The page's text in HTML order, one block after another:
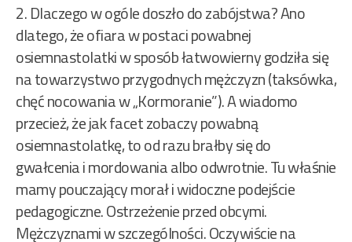
2. Dlaczego w ogóle doszło do zabójstwa? Ano
dlatego, że ofiara w postaci powabnej
osiemnastolatki w sposób łatwowierny godziła się
na towarzystwo przygodnych mężczyzn (taksówka,
chęć nocowania w „Kormoranie”). A wiadomo
przecież, że jak facet zobaczy powabną
osiemnastolatkę, to od razu brałby się do
gwałcenia i mordowania albo odwrotnie. Tu właśnie
mamy pouczający morał i widoczne podejście
pedagogiczne. Ostrzeżenie przed obcymi.
Mężczyznami w szczególności. Oczywiście na